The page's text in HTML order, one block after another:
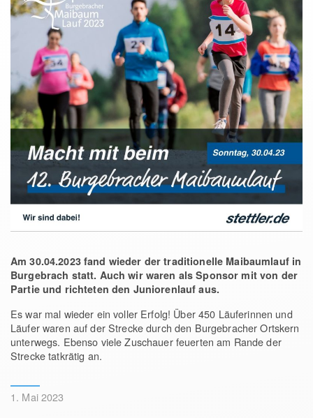
Am 30.04.2023 fand wieder der traditionelle Maibaumlauf in
Burgebrach statt. Auch wir waren als Sponsor mit von der
Partie und richteten den Juniorenlauf aus.
Es war mal wieder ein voller Erfolg! Über 450 Läuferinnen und
Läufer waren auf der Strecke durch den Burgebracher Ortskern
unterwegs. Ebenso viele Zuschauer feuerten am Rande der
Strecke tatkrätig an.
1. Mai 2023